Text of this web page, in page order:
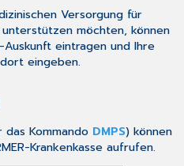
Versorgung für
möchten, können
eintragen und Ihre
eingeben.
Kommando DMPS) können
Krankenkasse aufrufen.